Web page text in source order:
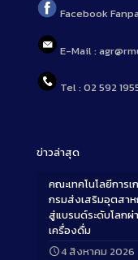
Facebook
E-Mail :
Tel : 02 592
ข่าวล่าสุด
คณะเทคโนโลยีการ
กรมส่งเสริมอุตสา
สู่แบรนด์ระดับโลกผ่
เครื่องดื่ม
4 สิงหาคม 2026